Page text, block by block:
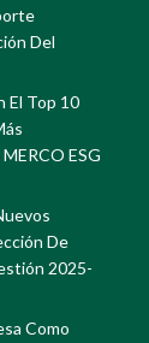
Del
El Top 10
ESG
De
2025-
Como